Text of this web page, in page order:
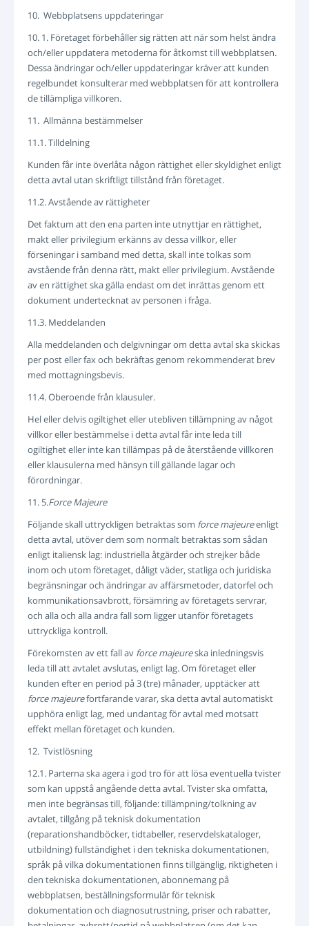
10. Webbplatsens uppdateringar
10. 1. Företaget förbehåller sig rätten att när som helst ändra
och/eller uppdatera metoderna för åtkomst till webbplatsen.
Dessa ändringar och/eller uppdateringar kräver att kunden
regelbundet konsulterar med webbplatsen för att kontrollera
de tillämpliga villkoren.
11. Allmänna bestämmelser
11.1. Tilldelning
Kunden får inte överlåta någon rättighet eller skyldighet enligt
detta avtal utan skriftligt tillstånd från företaget.
11.2. Avstående av rättigheter
Det faktum att den ena parten inte utnyttjar en rättighet,
makt eller privilegium erkänns av dessa villkor, eller
förseningar i samband med detta, skall inte tolkas som
avstående från denna rätt, makt eller privilegium. Avstående
av en rättighet ska gälla endast om det inrättas genom ett
dokument undertecknat av personen i fråga.
11.3. Meddelanden
Alla meddelanden och delgivningar om detta avtal ska skickas
per post eller fax och bekräftas genom rekommenderat brev
med mottagningsbevis.
11.4. Oberoende från klausuler.
Hel eller delvis ogiltighet eller utebliven tillämpning av något
villkor eller bestämmelse i detta avtal får inte leda till
ogiltighet eller inte kan tillämpas på de återstående villkoren
eller klausulerna med hänsyn till gällande lagar och
förordningar.
11. 5.Force Majeure
Följande skall uttryckligen betraktas som force majeureenligt
detta avtal, utöver dem som normalt betraktas som sådan
enligt italiensk lag: industriella åtgärder och strejker både
inom och utom företaget, dåligt väder, statliga och juridiska
begränsningar och ändringar av affärsmetoder, datorfel och
kommunikationsavbrott, försämring av företagets servrar,
och alla och alla andra fall som ligger utanför företagets
uttryckliga kontroll.
Förekomsten av ett fall av force majeureska inledningsvis
leda till att avtalet avslutas, enligt lag. Om företaget eller
kunden efter en period på 3 (tre) månader, upptäcker att
force majeurefortfarande varar, ska detta avtal automatiskt
upphöra enligt lag, med undantag för avtal med motsatt
effekt mellan företaget och kunden.
12. Tvistlösning
12.1. Parterna ska agera i god tro för att lösa eventuella tvister
som kan uppstå angående detta avtal. Tvister ska omfatta,
men inte begränsas till, följande: tillämpning/tolkning av
avtalet, tillgång på teknisk dokumentation
(reparationshandböcker, tidtabeller, reservdelskataloger,
utbildning) fullständighet i den tekniska dokumentationen,
språk på vilka dokumentationen finns tillgänglig, riktigheten i
den tekniska dokumentationen, abonnemang på
webbplatsen, beställningsformulär för teknisk
dokumentation och diagnosutrustning, priser och rabatter,